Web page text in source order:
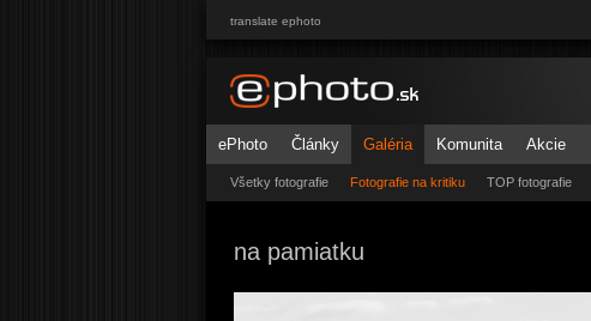
translate ephoto
ePhoto Články Galéria
Všetky fotografie Fotografie na kritiku TOP fotografie
Komunita Akcie
na pamiatku